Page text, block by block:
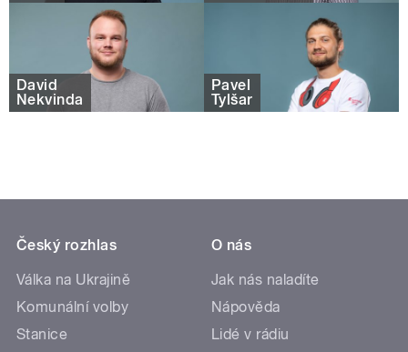
David
Nekvinda
Pavel
Tylšar
Český rozhlas
Válka na Ukrajině
Komunální volby
Stanice
O nás
Jak nás naladíte
Nápověda
Lidé v rádiu